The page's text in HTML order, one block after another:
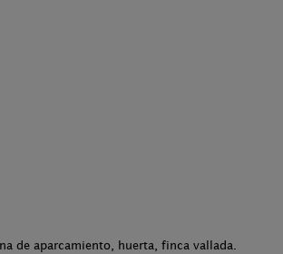
de aparcamiento, huerta, finca vallada.